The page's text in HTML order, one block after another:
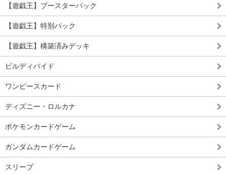
【遊戯王】ブースターパック
【遊戯王】特別パック
【遊戯王】構築済みデッキ
ビルディバイド
ワンピースカード
ディズニー・ロルカナ
ポケモンカードゲーム
ガンダムカードゲーム
スリーブ